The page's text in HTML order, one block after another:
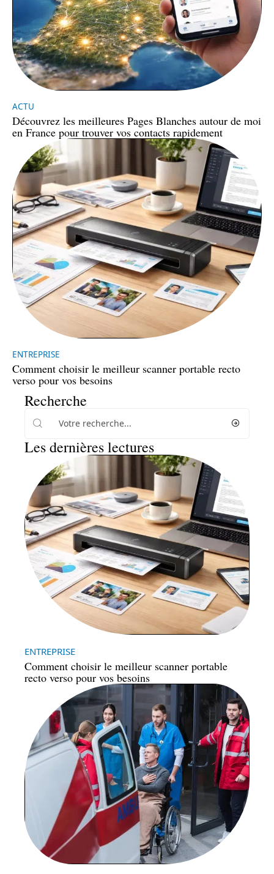
ACTU
Découvrez les meilleures Pages Blanches autour de moi
en France pour trouver vos contacts rapidement
ENTREPRISE
Comment choisir le meilleur scanner portable recto
verso pour vos besoins
Recherche
Les dernières lectures
ENTREPRISE
Comment choisir le meilleur scanner portable
recto verso pour vos besoins